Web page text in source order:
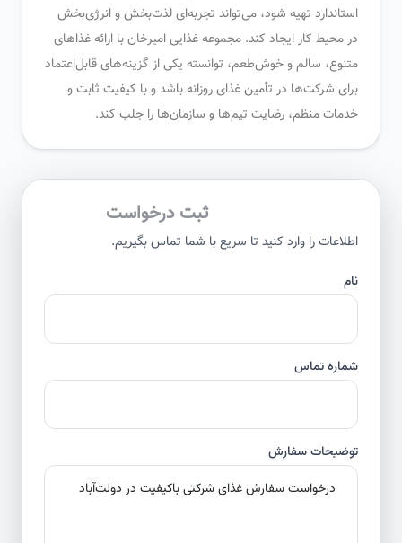
استاندارد تهیه شود، می‌تواند تجربه‌ای لذت‌بخش و انرژی‌بخش
در محیط کار ایجاد کند. مجموعه غذایی امیرخان با ارائه غذاهای
متنوع، سالم و خوش‌طعم، توانسته یکی از گزینه‌های قابل‌اعتماد
برای شرکت‌ها در تأمین غذای روزانه باشد و با کیفیت ثابت و
خدمات منظم، رضایت تیم‌ها و سازمان‌ها را جلب کند.
ثبت درخواست
اطلاعات را وارد کنید تا سریع با شما تماس بگیریم.
شماره تماس
توضیحات سفارش